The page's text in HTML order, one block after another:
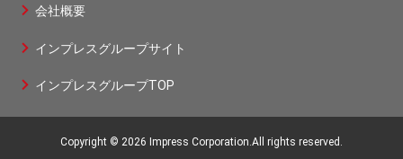
ッ
タ
会社概要
インプレスグループサイト
インプレスグループTOP
Copyright © 2026 Impress Corporation.All rights reserved.